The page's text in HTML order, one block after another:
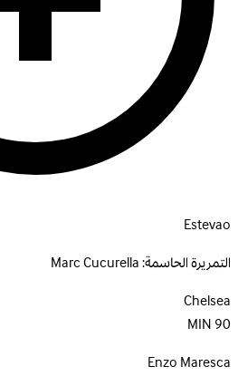
Estevao
التمريرة الحاسمة:Marc Cucurella
Chelsea
90
MIN
Enzo Maresca